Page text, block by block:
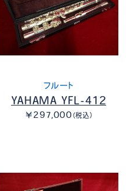
フルート
YAHAMA YFL-412
￥297,000 （税込）